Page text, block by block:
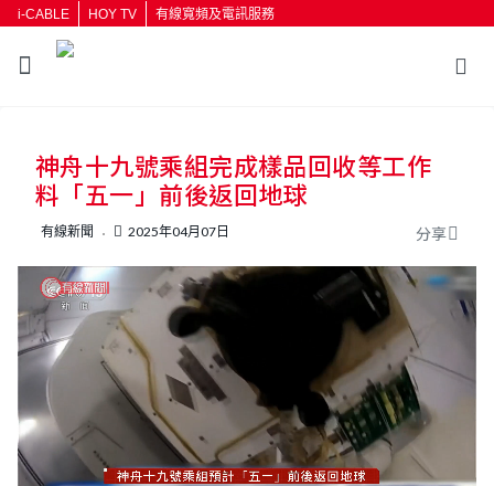
i-CABLE HOY TV 有線寬頻及電訊服務
神舟十九號乘組完成樣品回收等工作
料「五一」前後返回地球
有線新聞 2025年04月07日 分享